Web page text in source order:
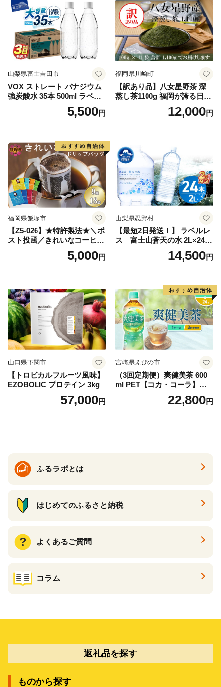
山梨県富士吉田市
VOX ストレート バナジウム
強炭酸水 35本 500ml ラベル
レス【富士吉田市限定カート
5,500円
福岡県川崎町
【訳あり品】八女星野茶 深
蒸し茶1100g 福岡が誇る日本
茶_ 訳アリ 常温 お茶 茶袋 常
備品 おちゃ ocha 茶葉 緑茶
小分け お土産 お取り寄せ グ
ルメ 福岡 九州 福岡県 国産
日本 ふかむし茶 ふかむし 家
庭用 自宅用 ちゃ りょくちゃ
ふかむしちゃ 急須 甘み 川崎
町 送料無料
12,000円
福岡県飯塚市
【Z5-026】★特許製法★＼ポ
スト投函／きれいなコーヒー
ドリップバッグ9種セット(18
袋)ゆうパケットでお届け！
5,000円
山梨県忍野村
【最短2日発送！】 ラベルレ
ス 富士山蒼天の水 2L×24本
（4ケース）※離島不可 天然
水 ミネラルウォーター 水 ペ
産 シリカ ミネラル 美容 備蓄
防災 長期保存 富士山 山梨県
忍野村
14,500円
山口県下関市
【トロピカルフルーツ風味】
EZOBOLIC プロテイン 3kg
57,000円
宮崎県えびの市
（3回定期便）爽健美茶 600
ml PET【コカ・コーラ】ペ
ットボトル 1ケース(24本) 定
期便 3回(72本) セット お茶
22,800円
ふるラボとは
はじめてのふるさと納税
よくあるご質問
コラム
返礼品を探す
ものから探す